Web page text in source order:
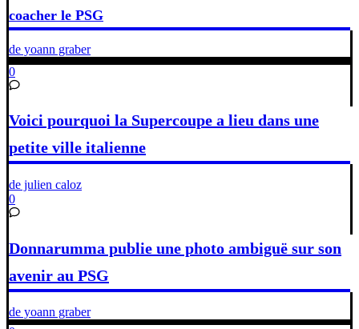
coacher le PSG
de yoann graber
0
Voici pourquoi la Supercoupe a lieu dans une
petite ville italienne
de julien caloz
0
Donnarumma publie une photo ambiguë sur son
avenir au PSG
de yoann graber